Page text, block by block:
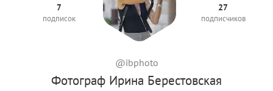
Фотограф Ирина Берестовская
@ibphoto
7
подписок
27
подписчиков